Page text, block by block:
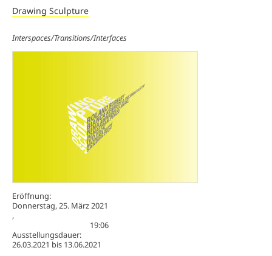
Drawing Sculpture
Interspaces/Transitions/Interfaces
Eröffnung:
Donnerstag, 25. März 2021
,
19:06
Ausstellungsdauer:
26.03.2021 bis 13.06.2021